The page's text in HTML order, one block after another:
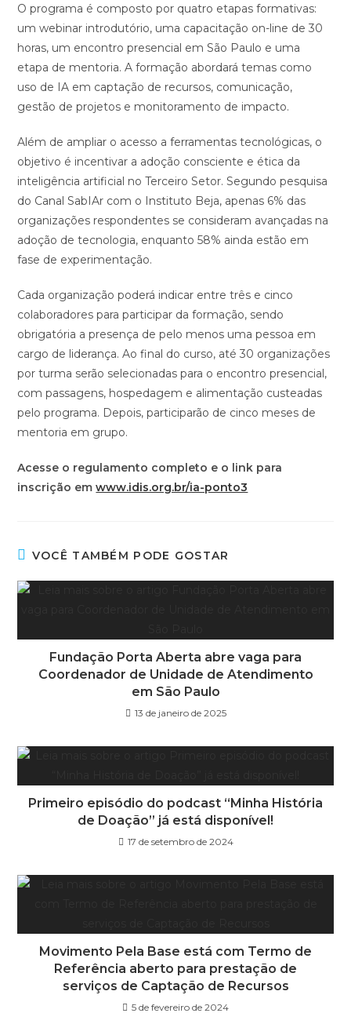
O programa é composto por quatro etapas formativas:
um webinar introdutório, uma capacitação on-line de 30
horas, um encontro presencial em São Paulo e uma
etapa de mentoria. A formação abordará temas como
uso de IA em captação de recursos, comunicação,
gestão de projetos e monitoramento de impacto.
Além de ampliar o acesso a ferramentas tecnológicas, o
objetivo é incentivar a adoção consciente e ética da
inteligência artificial no Terceiro Setor. Segundo pesquisa
do Canal SabIAr com o Instituto Beja, apenas 6% das
organizações respondentes se consideram avançadas na
adoção de tecnologia, enquanto 58% ainda estão em
fase de experimentação.
Cada organização poderá indicar entre três e cinco
colaboradores para participar da formação, sendo
obrigatória a presença de pelo menos uma pessoa em
cargo de liderança. Ao final do curso, até 30 organizações
por turma serão selecionadas para o encontro presencial,
com passagens, hospedagem e alimentação custeadas
pelo programa. Depois, participarão de cinco meses de
mentoria em grupo.
Acesse o regulamento completo e o link para
inscrição emwww.idis.org.br/ia-ponto3
VOCÊ TAMBÉM PODE GOSTAR
Fundação Porta Aberta abre vaga para
Coordenador de Unidade de Atendimento
em São Paulo
13 de janeiro de 2025
Primeiro episódio do podcast “Minha História
de Doação” já está disponível!
17 de setembro de 2024
Movimento Pela Base está com Termo de
Referência aberto para prestação de
serviços de Captação de Recursos
5 de fevereiro de 2024